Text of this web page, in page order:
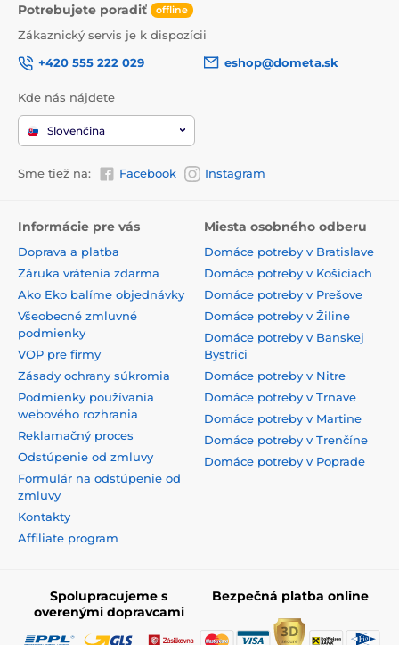
Potrebujete poradiť offline
Zákaznický servis je k dispozícii
+420 555 222 029
eshop@dometa.sk
Kde nás nájdete
Slovenčina
Sme tiež na: Facebook Instagram
Informácie pre vás
Doprava a platba
Záruka vrátenia zdarma
Ako Eko balíme objednávky
Všeobecné zmluvné
podmienky
VOP pre firmy
Zásady ochrany súkromia
Podmienky používania
webového rozhrania
Reklamačný proces
Odstúpenie od zmluvy
Formulár na odstúpenie od
zmluvy
Kontakty
Affiliate program
Miesta osobného odberu
Domáce potreby v Bratislave
Domáce potreby v Košiciach
Domáce potreby v Prešove
Domáce potreby v Žiline
Domáce potreby v Banskej
Bystrici
Domáce potreby v Nitre
Domáce potreby v Trnave
Domáce potreby v Martine
Domáce potreby v Trenčíne
Domáce potreby v Poprade
Spolupracujeme s
overenými dopravcami
Bezpečná platba online